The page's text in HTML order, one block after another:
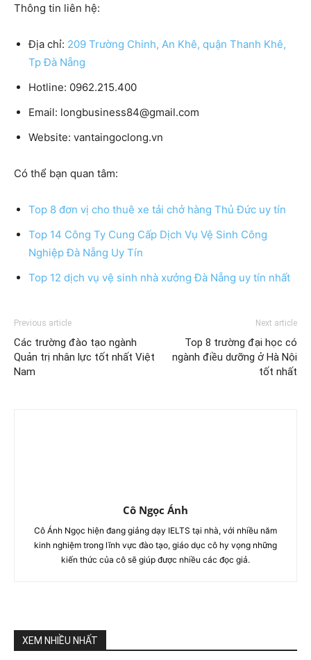
Thông tin liên hệ:
Địa chỉ: 209 Trường Chinh, An Khê, quận Thanh Khê,
Tp Đà Nẵng
Hotline: 0962.215.400
Email: longbusiness84@gmail.com
Website: vantaingoclong.vn
Có thể bạn quan tâm:
Top 8 đơn vị cho thuê xe tải chở hàng Thủ Đức uy tín
Top 14 Công Ty Cung Cấp Dịch Vụ Vệ Sinh Công
Nghiệp Đà Nẵng Uy Tín
Top 12 dịch vụ vệ sinh nhà xưởng Đà Nẵng uy tín nhất
Previous article
Các trường đào tạo ngành
Quản trị nhân lực tốt nhất Việt
Nam
Next article
Top 8 trường đại học có
ngành điều dưỡng ở Hà Nội
tốt nhất
Cô Ngọc Ánh
Cô Ánh Ngọc hiện đang giảng dạy IELTS tại nhà, với nhiều năm
kinh nghiệm trong lĩnh vực đào tạo, giáo dục cô hy vọng những
kiến thức của cô sẽ giúp được nhiều các đọc giả.
XEM NHIỀU NHẤT